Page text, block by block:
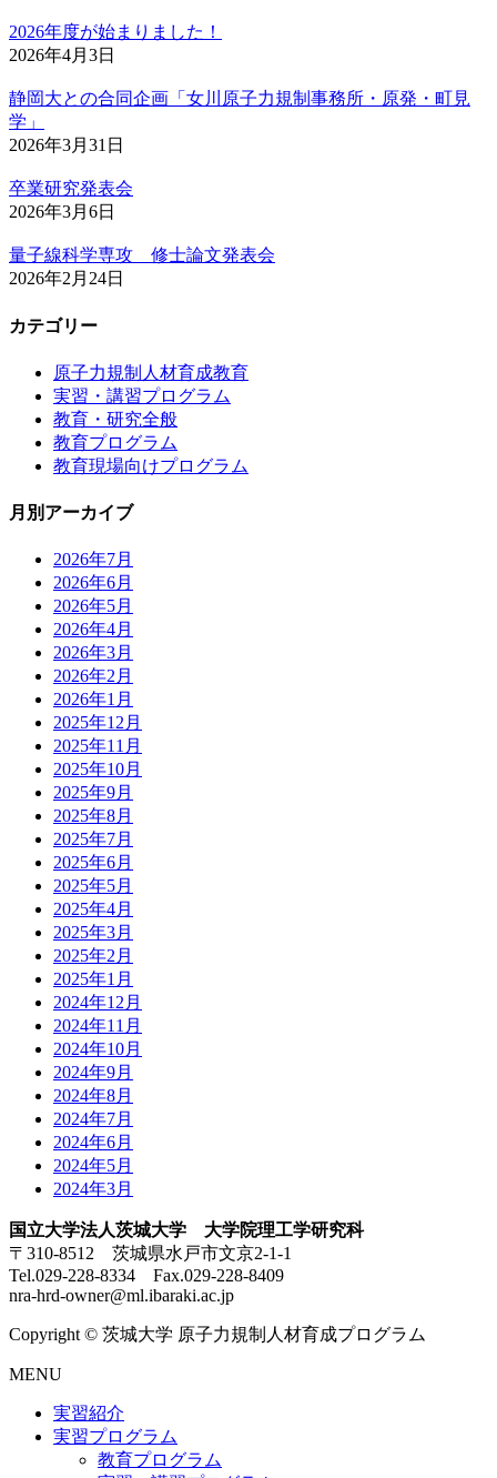
2026年度が始まりました！
2026年4月3日
静岡大との合同企画「女川原子力規制事務所・原発・町見
学」
2026年3月31日
卒業研究発表会
2026年3月6日
量子線科学専攻 修士論文発表会
2026年2月24日
カテゴリー
原子力規制人材育成教育
実習・講習プログラム
教育・研究全般
教育プログラム
教育現場向けプログラム
月別アーカイブ
2026年7月
2026年6月
2026年5月
2026年4月
2026年3月
2026年2月
2026年1月
2025年12月
2025年11月
2025年10月
2025年9月
2025年8月
2025年7月
2025年6月
2025年5月
2025年4月
2025年3月
2025年2月
2025年1月
2024年12月
2024年11月
2024年10月
2024年9月
2024年8月
2024年7月
2024年6月
2024年5月
2024年3月
国立大学法人茨城大学 大学院理工学研究科
〒310-8512 茨城県水戸市文京2-1-1
Tel.029-228-8334 Fax.029-228-8409
nra-hrd-owner@ml.ibaraki.ac.jp
Copyright © 茨城大学 原子力規制人材育成プログラム
MENU
実習紹介
実習プログラム
教育プログラム